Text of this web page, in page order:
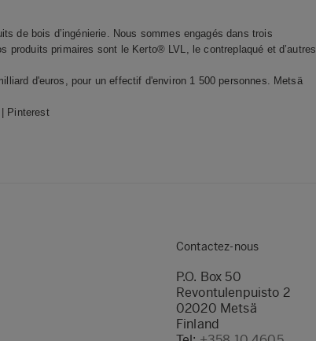
de bois d’ingénierie. Nous sommes engagés dans trois
primaires sont le Kerto® LVL, le contreplaqué et d’autres
d'euros, pour un effectif d'environ 1 500 personnes. Metsä
Pinterest
Contactez-nous
P.O. Box 50
Revontulenpuisto 2
02020 Metsä
Finland